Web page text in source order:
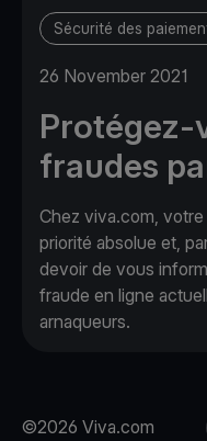
Sécurité des
26 November 2021
Protégez-
fraudes
Chez viva.com,
priorité absolue et,
devoir de vous
fraude en ligne
arnaqueurs.
©2026 Viva.com